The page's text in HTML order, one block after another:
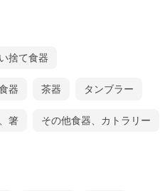
捨て食器
器 茶器 タンブラー
箸 その他食器、カトラリー